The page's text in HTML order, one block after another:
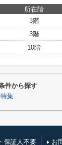
所在階
3階
3階
10階
件から探す
集
保証人不要 お